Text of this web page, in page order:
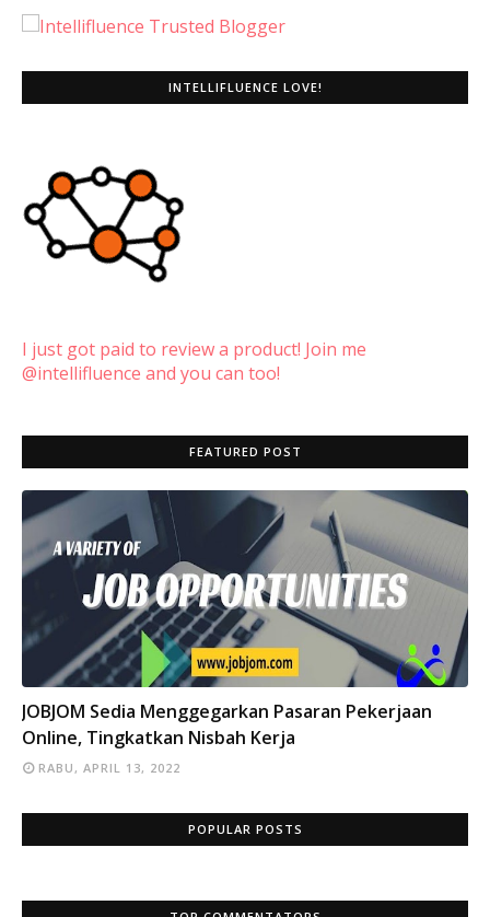
INTELLIFLUENCE LOVE!
I just got paid to review a product! Join me
@intellifluence and you can too!
FEATURED POST
INFO
JOBJOM Sedia Menggegarkan Pasaran Pekerjaan
Online, Tingkatkan Nisbah Kerja
RABU, APRIL 13, 2022
POPULAR POSTS